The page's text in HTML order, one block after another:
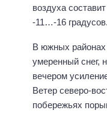
воздуха
-11…-16 градусов.
В южных районах
умеренный снег,
вечером
Ветер северо-
побережьях